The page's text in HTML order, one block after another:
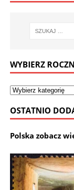
WYBIERZ
OSTATNIO
Polska zobacz